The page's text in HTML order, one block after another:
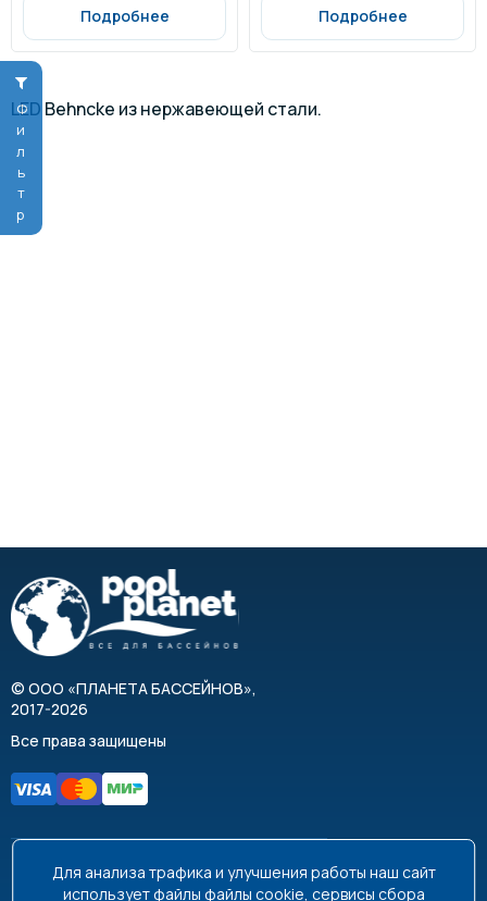
Фильтр
Подробнее Подробнее
LED Behncke из нержавеющей стали.
© ООО «ПЛАНЕТА БАССЕЙНОВ»,
2017-2026
Все права защищены
8 495 663-99-48 8 800 350-99-08
Для анализа трафика и улучшения работы наш сайт
использует файлы файлы cookie, сервисы сбора